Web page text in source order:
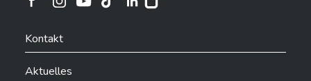
Ville de Differdange sur Instagram
Kontakt
Aktuelles